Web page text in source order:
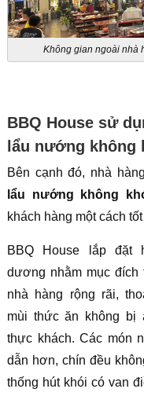
Không gian ngoài nhà
BBQ House sử
lẩu nướng không
Bên cạnh đó, nhà hàng
lẩu nướng không
khách hàng một cách
BBQ House lắp đặt
dương nhằm mục đích
nhà hàng rộng rãi,
mùi thức ăn không bị
thực khách. Các món
dẫn hơn, chín đều
thống hút khói có van